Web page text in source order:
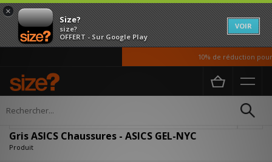
×
Size?
size?
OFFERT - Sur Google Play
VOIR
10% de réduction
Accueil Femme
Gris ASICS Chaussures - ASICS GEL-NYC
Produit